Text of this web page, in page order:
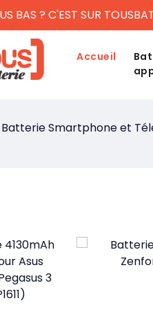
BAS ? C'EST SUR
Accueil
Batterie Smartphone et